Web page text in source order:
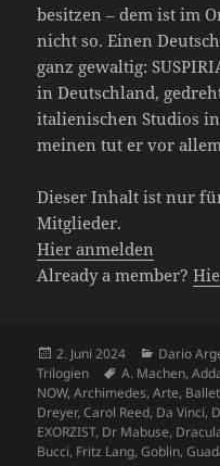
besitzen – dem ist im
nicht so. Einen
ganz gewaltig:
in Deutschland,
italienischen Studios
meinen tut er vor
Dieser Inhalt ist nur
Mitglieder.
Hier anmelden
Already a member?
Veröffentlicht
am
2. Juni 2024 Dario
Trilogien
Schlagwörter
A. Machen,
NOW,Archimedes,Arte,
Dreyer,Carol Reed, Da Vinci,
EXORZIST, Dr Mabuse,
Bucci, Fritz Lang,Goblin,